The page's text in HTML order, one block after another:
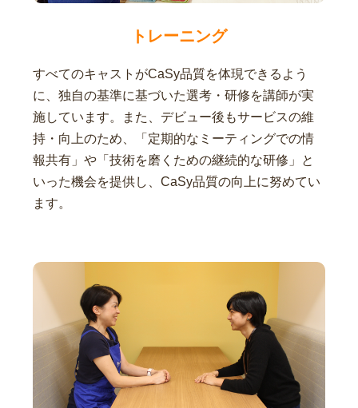
トレーニング
すべてのキャストがCaSy品質を体現できるよう
に、独自の基準に基づいた選考・研修を講師が実
施しています。また、デビュー後もサービスの維
持・向上のため、「定期的なミーティングでの情
報共有」や「技術を磨くための継続的な研修」と
いった機会を提供し、CaSy品質の向上に努めてい
ます。